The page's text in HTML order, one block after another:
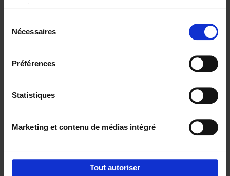
Nécessaires
Préférences
Statistiques
Marketing et contenu de médias intégré
Tout autoriser
Digital marketing like a PRO -
completely revised edition (EN)